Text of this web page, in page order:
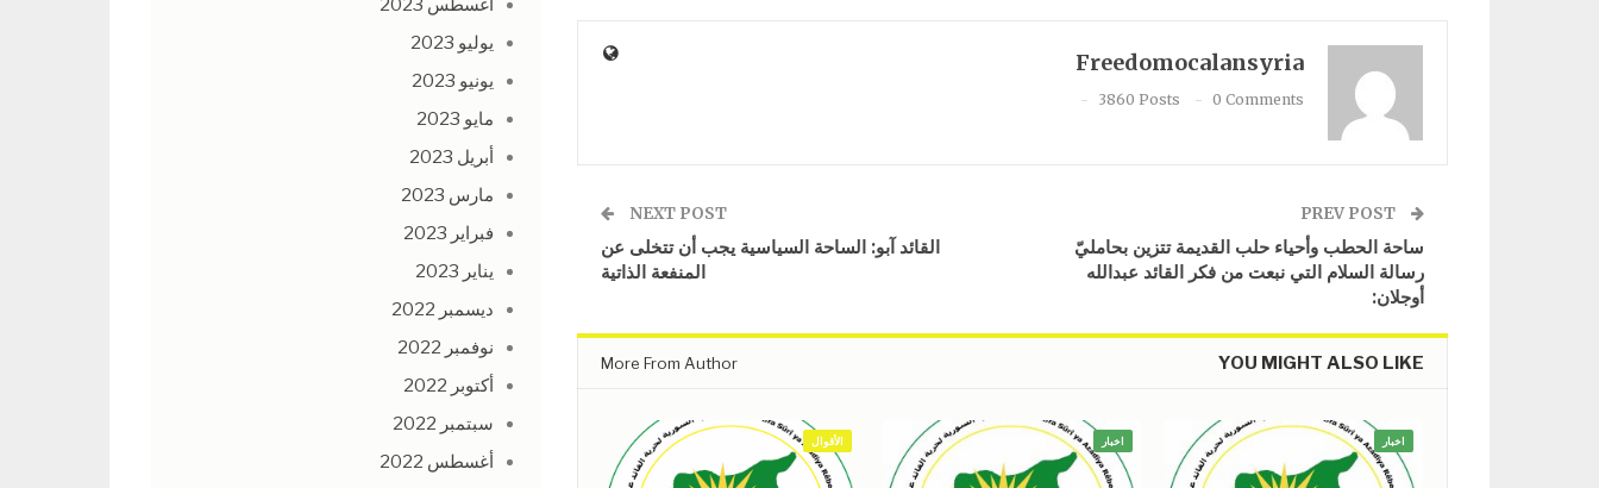
Freedomocalansyria
3860 Posts 0 Comments
ساحة الحطب وأحياء حلب القديمة تتزين بحامليّ
رسالة السلام التي نبعت من فكر القائد عبدالله
أوجلان:
NEXT POST
القائد آبو: الساحة السياسية يجب أن تتخلى عن
المنفعة الذاتية
YOU MIGHT ALSO LIKE
More From Author
اخبار اخبار الأقوال
أغسطس 2023
يوليو 2023
يونيو 2023
مايو 2023
أبريل 2023
مارس 2023
فبراير 2023
يناير 2023
ديسمبر 2022
نوفمبر 2022
أكتوبر 2022
سبتمبر 2022
أغسطس 2022